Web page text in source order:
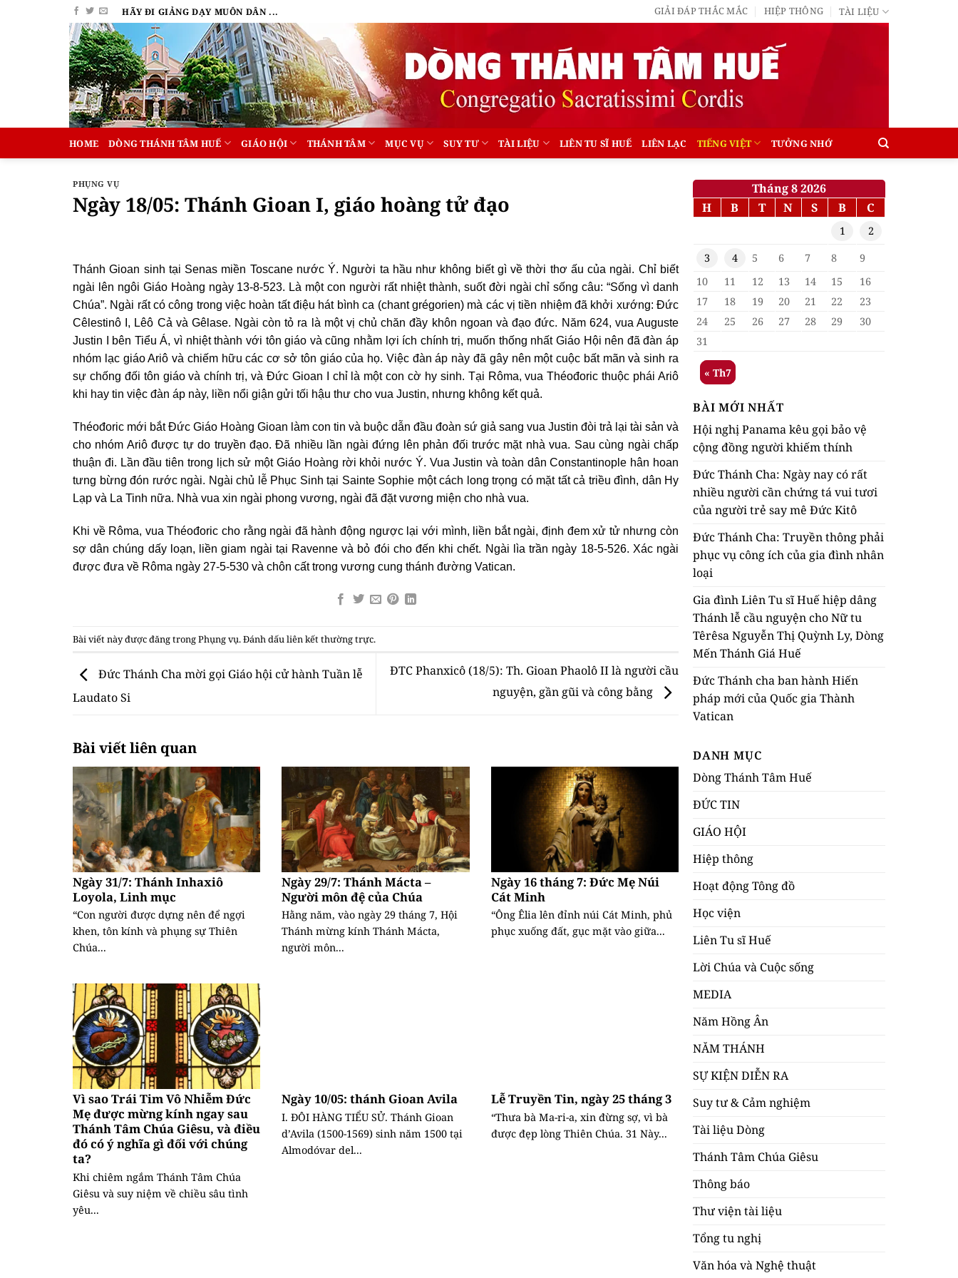
HÃY ĐI GIẢNG DẠY MUÔN DÂN ... GIẢI ĐÁP THẮC MẮC HIỆP THÔNG TÀI LIỆU
HOME DÒNG THÁNH TÂM HUẾ GIÁO HỘI THÁNH TÂM MỤC VỤ SUY TƯ TÀI LIỆU LIÊN TU SĨ HUẾ LIÊN LẠC TIẾNG VIỆT TƯỞNG NHỚ
PHỤNG VỤ
Ngày 18/05: Thánh Gioan I, giáo hoàng tử đạo
Thánh Gioan sinh tại Senas miền Toscane nước Ý. Người ta hầu như không biết gì về thời thơ ấu của ngài. Chỉ biết
ngài lên ngôi Giáo Hoàng ngày 13-8-523. Là một con người rất nhiệt thành, suốt đời ngài chỉ sống câu: “Sống vì danh
Chúa”. Ngài rất có công trong việc hoàn tất điệu hát bình ca (chant grégorien) mà các vị tiền nhiệm đã khởi xướng: Ðức
Cêlestinô I, Lêô Cả và Gêlase. Ngài còn tỏ ra là một vị chủ chăn đầy khôn ngoan và đạo đức. Năm 624, vua Auguste
Justin I bên Tiểu Á, vì nhiệt thành với tôn giáo và cũng nhằm lợi ích chính trị, muốn thống nhất Giáo Hội nên đã đàn áp
nhóm lạc giáo Ariô và chiếm hữu các cơ sở tôn giáo của họ. Việc đàn áp này đã gây nên một cuộc bất mãn và sinh ra
sự chống đối tôn giáo và chính trị, và Ðức Gioan I chỉ là một con cờ hy sinh. Tại Rôma, vua Théođoric thuộc phái Ariô
khi hay tin việc đàn áp này, liền nổi giận gửi tối hậu thư cho vua Justin, nhưng không kết quả.
Théođoric mới bắt Ðức Giáo Hoàng Gioan làm con tin và buộc dẫn đầu đoàn sứ giả sang vua Justin đòi trả lại tài sản và
cho nhóm Ariô được tự do truyền đạo. Ðã nhiều lần ngài đứng lên phản đối trước mặt nhà vua. Sau cùng ngài chấp
thuận đi. Lần đầu tiên trong lịch sử một Giáo Hoàng rời khỏi nước Ý. Vua Justin và toàn dân Constantinople hân hoan
tưng bừng đón rước ngài. Ngài chủ lễ Phục Sinh tại Sainte Sophie một cách long trọng có mặt tất cả triều đình, dân Hy
Lạp và La Tinh nữa. Nhà vua xin ngài phong vương, ngài đã đặt vương miện cho nhà vua.
Khi về Rôma, vua Théođoric cho rằng ngài đã hành động ngược lại với mình, liền bắt ngài, định đem xử tử nhưng còn
sợ dân chúng dấy loạn, liền giam ngài tại Ravenne và bỏ đói cho đến khi chết. Ngài lìa trần ngày 18-5-526. Xác ngài
được đưa về Rôma ngày 27-5-530 và chôn cất trong vương cung thánh đường Vatican.
Bài viết này được đăng trongPhụng vụ. Đánh dấuliên kết thường trực.
Đức Thánh Cha mời gọi Giáo hội cử hành Tuần lễ
Laudato Si
ĐTC Phanxicô (18/5): Th. Gioan Phaolô II là người cầu
nguyện, gần gũi và công bằng
Bài viết liên quan
Ngày 31/7: Thánh Inhaxiô
Loyola, Linh mục
“Con người được dựng nên để ngợi
khen, tôn kính và phụng sự Thiên
Chúa...
Ngày 29/7: Thánh Mácta –
Người môn đệ của Chúa
Hằng năm, vào ngày 29 tháng 7, Hội
Thánh mừng kính Thánh Mácta,
người môn...
Ngày 16 tháng 7: Đức Mẹ Núi
Cát Minh
“Ông Êlia lên đỉnh núi Cát Minh, phủ
phục xuống đất, gục mặt vào giữa...
Vì sao Trái Tim Vô Nhiễm Đức
Mẹ được mừng kính ngay sau
Thánh Tâm Chúa Giêsu, và điều
đó có ý nghĩa gì đối với chúng
ta?
Khi chiêm ngắm Thánh Tâm Chúa
Giêsu và suy niệm về chiều sâu tình
yêu...
Ngày 10/05: thánh Gioan Avila
I. ĐÔI HÀNG TIỂU SỬ. Thánh Gioan
d’Avila (1500-1569) sinh năm 1500 tại
Almodóvar del...
Lễ Truyền Tin, ngày 25 tháng 3
“Thưa bà Ma-ri-a, xin đừng sợ, vì bà
được đẹp lòng Thiên Chúa. 31 Này...
Tháng 8 2026
H
B T N S B C
1
2
3
4 5 6 7 8
9
10
11 12 13 14 15
16
17
18 19 20 21 22
23
24
25 26 27 28 29
30
31
« Th7
BÀI MỚI NHẤT
Hội nghị Panama kêu gọi bảo vệ
cộng đồng người khiếm thính
Đức Thánh Cha: Ngày nay có rất
nhiều người cần chứng tá vui tươi
của người trẻ say mê Đức Kitô
Đức Thánh Cha: Truyền thông phải
phục vụ công ích của gia đình nhân
loại
Gia đình Liên Tu sĩ Huế hiệp dâng
Thánh lễ cầu nguyện cho Nữ tu
Têrêsa Nguyễn Thị Quỳnh Ly, Dòng
Mến Thánh Giá Huế
Đức Thánh cha ban hành Hiến
pháp mới của Quốc gia Thành
Vatican
DANH MỤC
Dòng Thánh Tâm Huế
ĐỨC TIN
GIÁO HỘI
Hiệp thông
Hoạt động Tông đồ
Học viện
Liên Tu sĩ Huế
Lời Chúa và Cuộc sống
MEDIA
Năm Hồng Ân
NĂM THÁNH
SỰ KIỆN DIỄN RA
Suy tư & Cảm nghiệm
Tài liệu Dòng
Thánh Tâm Chúa Giêsu
Thông báo
Thư viện tài liệu
Tổng tu nghị
Văn hóa và Nghệ thuật